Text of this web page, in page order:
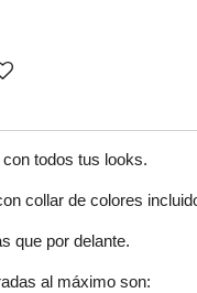
todos tus looks.
collar de colores
que por delante.
al máximo son: